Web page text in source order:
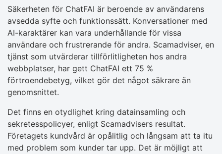
Säkerheten för ChatFAI är beroende av användarens
avsedda syfte och funktionssätt. Konversationer med
AI-karaktärer kan vara underhållande för vissa
användare och frustrerande för andra. Scamadviser, en
tjänst som utvärderar tillförlitligheten hos andra
webbplatser, har gett ChatFAI ett 75 %
förtroendebetyg, vilket gör det något säkrare än
genomsnittet.
Det finns en otydlighet kring datainsamling och
sekretesspolicyer, enligt Scamadvisers resultat.
Företagets kundvård är opålitlig och långsam att ta itu
med problem som kunder tar upp. Det är möjligt att